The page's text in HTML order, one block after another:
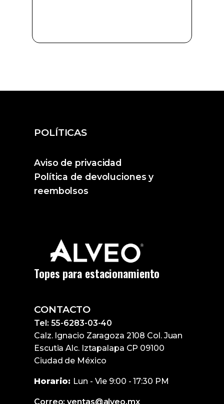
POLÍTICAS
Aviso de privacidad
Política de devoluciones y
reembolsos
Topes para estacionamiento
CONTACTO
Tel: 55-6283-03-40
Calz. Ignacio Zaragoza 2108 Col. Juan
Escutia Alc. Iztapalapa CP 09100
Ciudad de México
Horario: Lun - Vie 9:00 - 17:30 PM
Correo: ventas@alveo.mx